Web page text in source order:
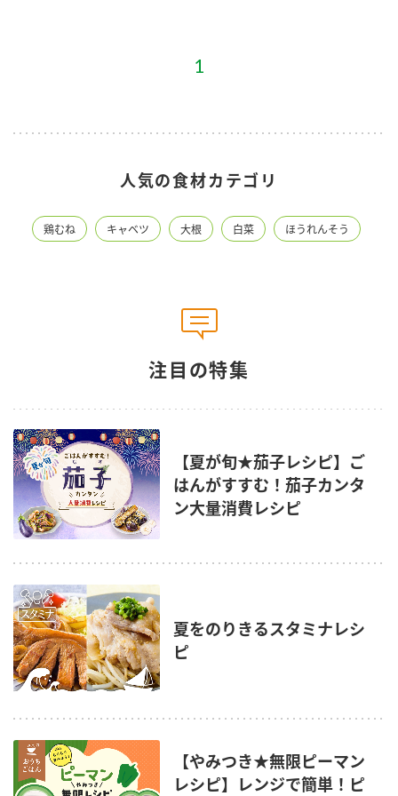
納豆 Fibee
ぽん酢サワー
ロングセラー商品 ＋ おすすめレシピ
各部門が大切にしていること
キッザニア東京「ぽん酢工房」
地図から取り扱い店舗を探す
検索
業務用サイト ミツカングループについて 製造所固有記号一覧
1
人気の食材カテゴリ
鶏むね キャベツ 大根 白菜 ほうれんそう
注目の特集
【夏が旬★茄子レシピ】ご
はんがすすむ！茄子カンタ
ン大量消費レシピ
夏をのりきるスタミナレシ
ピ
【やみつき★無限ピーマン
レシピ】レンジで簡単！ピ